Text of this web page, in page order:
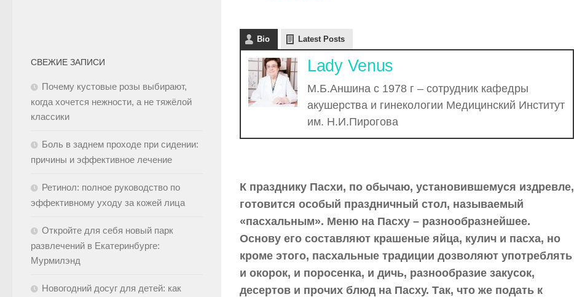
Bio Latest Posts
Lady Venus
М.Б.Аншина с 1978 г – сотрудник кафедры
акушерства и гинекологии Медицинский Институт
им. Н.И.Пирогова
К празднику Пасхи, по обычаю, установившемуся издревле,
готовится особый праздничный стол, называемый
«пасхальным». Меню на Пасху – разнообразнейшее.
Основу его составляют крашеные яйца, кулич и пасха, но
кроме этого, пасхальные традиции дозволяют употреблять
и окорок, и поросенка, и дичь, разнообразие закусок,
десертов и прочих блюд на Пасху. Так, что же подать к
СВЕЖИЕ ЗАПИСИ
Почему кустовые розы выбирают,
когда хочется нежности, а не тяжёлой
классики
Боль в заднем проходе при сидении:
причины и эффективное лечение
Ретинол: полное руководство по
эффективному уходу за кожей лица
Откройте для себя новый парк
развлечений в Екатеринбурге:
Мурмилэнд
Новогодний досуг для детей: как